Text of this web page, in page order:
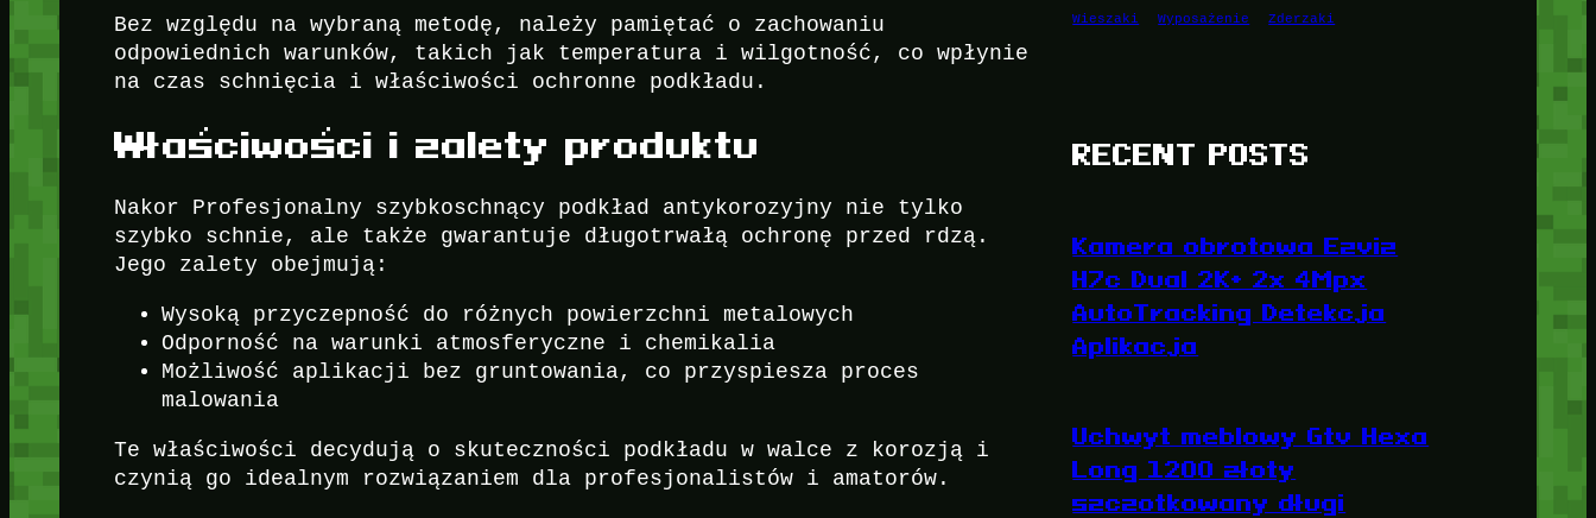
Bez względu na wybraną metodę, należy pamiętać o zachowaniu
odpowiednich warunków, takich jak temperatura i wilgotność, co wpłynie
na czas schnięcia i właściwości ochronne podkładu.
Właściwości i zalety produktu
Nakor Profesjonalny szybkoschnący podkład antykorozyjny nie tylko
szybko schnie, ale także gwarantuje długotrwałą ochronę przed rdzą.
Jego zalety obejmują:
Wysoką przyczepność do różnych powierzchni metalowych
Odporność na warunki atmosferyczne i chemikalia
Możliwość aplikacji bez gruntowania, co przyspiesza proces
malowania
Te właściwości decydują o skuteczności podkładu w walce z korozją i
czynią go idealnym rozwiązaniem dla profesjonalistów i amatorów.
Wieszaki
Wyposażenie Zderzaki
RECENT POSTS
Kamera obrotowa Ezviz
H7c Dual 2K+ 2x 4Mpx
AutoTracking Detekcja
Aplikacja
Uchwyt meblowy Gtv Hexa
Long 1200 złoty
szczotkowany długi